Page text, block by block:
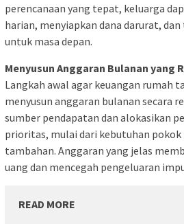
perencanaan yang tepat, keluarga
harian, menyiapkan dana darurat,
untuk masa depan.
Menyusun Anggaran Bulanan yang
Langkah awal agar keuangan rumah
menyusun anggaran bulanan secara
sumber pendapatan dan alokasikan
prioritas, mulai dari kebutuhan
tambahan. Anggaran yang jelas
uang dan mencegah pengeluaran
READ MORE